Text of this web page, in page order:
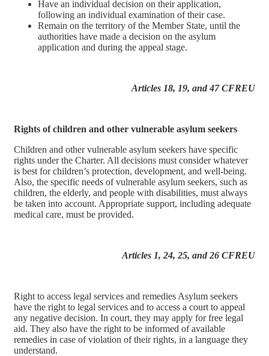
Have an individual decision on their application,
following an individual examination of their case.
Remain on the territory of the Member State, until the
authorities have made a decision on the asylum
application and during the appeal stage.
Articles 18, 19, and 47 CFREU
Rights of children and other vulnerable asylum seekers
Children and other vulnerable asylum seekers have specific
rights under the Charter. All decisions must consider whatever
is best for children’s protection, development, and well-being.
Also, the specific needs of vulnerable asylum seekers, such as
children, the elderly, and people with disabilities, must always
be taken into account. Appropriate support, including adequate
medical care, must be provided.
Articles 1, 24, 25, and 26 CFREU
Right to access legal services and remedies Asylum seekers
have the right to legal services and to access a court to appeal
any negative decision. In court, they may apply for free legal
aid. They also have the right to be informed of available
remedies in case of violation of their rights, in a language they
understand.